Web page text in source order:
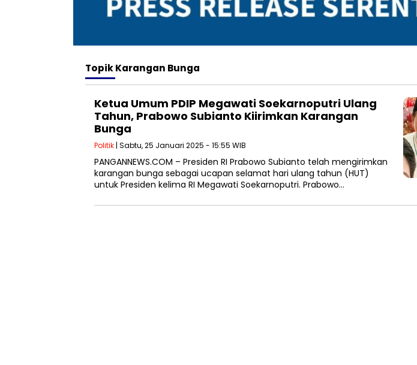
TopikKarangan Bunga
Ketua Umum PDIP Megawati Soekarnoputri Ulang
Tahun, Prabowo Subianto Kiirimkan Karangan
Bunga
Politik | Sabtu, 25 Januari 2025 - 15:55 WIB
PANGANNEWS.COM – Presiden RI Prabowo Subianto telah mengirimkan
karangan bunga sebagai ucapan selamat hari ulang tahun (HUT)
untuk Presiden kelima RI Megawati Soekarnoputri. Prabowo…